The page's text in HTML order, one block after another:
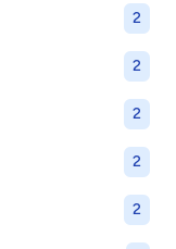
2
2
2
2
2